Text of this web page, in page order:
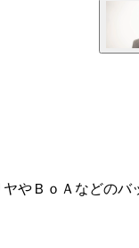
やＢｏＡなどのバ